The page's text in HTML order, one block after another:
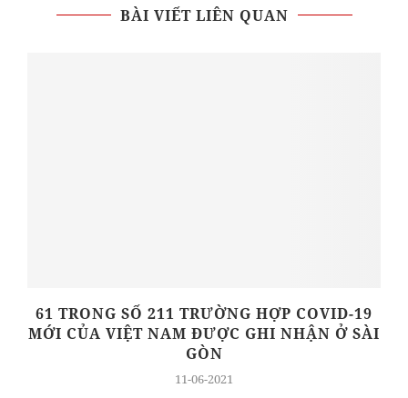
BÀI VIẾT LIÊN QUAN
61 TRONG SỐ 211 TRƯỜNG HỢP COVID-19
MỚI CỦA VIỆT NAM ĐƯỢC GHI NHẬN Ở SÀI
GÒN
11-06-2021